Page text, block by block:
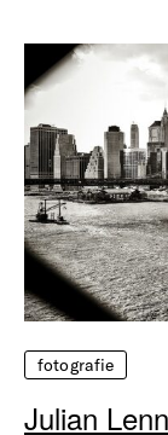
fotografie
Julian